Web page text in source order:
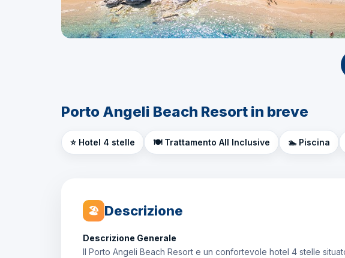
Porto Angeli Beach Resort in breve
⭐ Hotel 4 stelle 🍽️ Trattamento All Inclusive 🏊 Piscina
🏖 Descrizione
Descrizione Generale
Il Porto Angeli Beach Resort e un confortevole hotel 4 stelle